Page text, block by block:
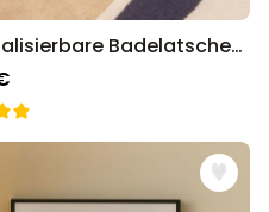
Personalisierbare Badelatschen mit Monogramm